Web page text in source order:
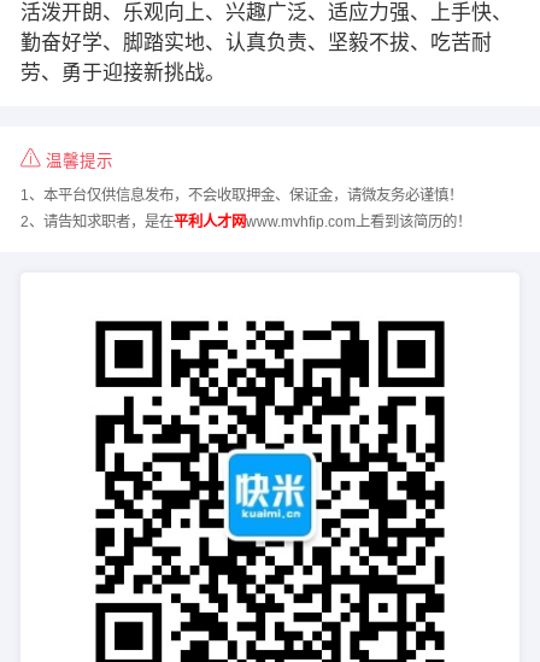
活泼开朗、乐观向上、兴趣广泛、适应力强、上手快、
勤奋好学、脚踏实地、认真负责、坚毅不拔、吃苦耐
劳、勇于迎接新挑战。
温馨提示
1、本平台仅供信息发布，不会收取押金、保证金，请微友务必谨慎！
2、请告知求职者，是在平利人才网www.mvhfip.com上看到该简历的！